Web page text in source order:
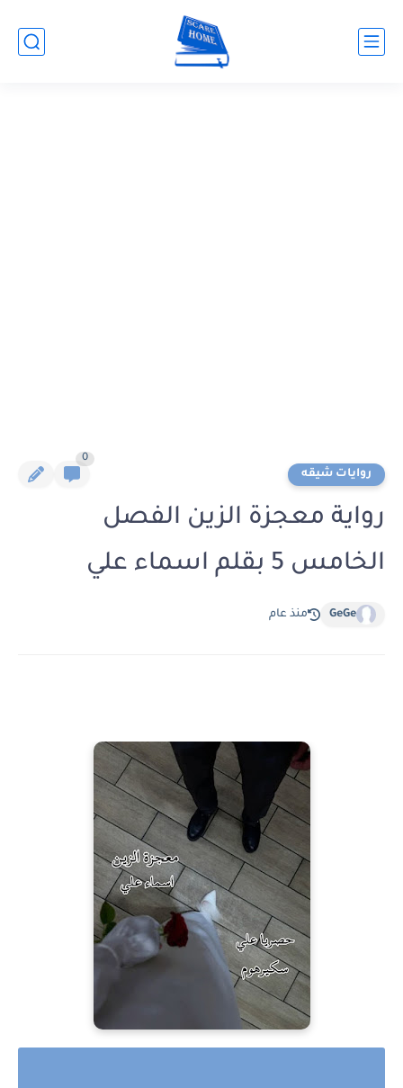
روايات شيقه
0
رواية معجزة الزين الفصل
الخامس 5 بقلم اسماء علي
GeGe منذ عام